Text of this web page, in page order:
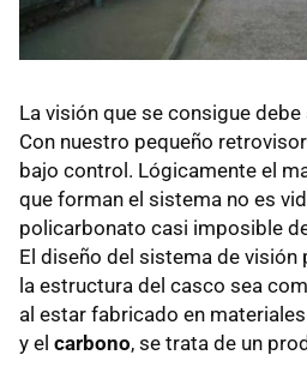
La visión que se consigue
Con nuestro pequeño
bajo control. Lógicamente el
que forman el sistema no es
policarbonato casi imposible
El diseño del sistema de
la estructura del casco sea
al estar fabricado en materiales
y el carbono, se trata de un